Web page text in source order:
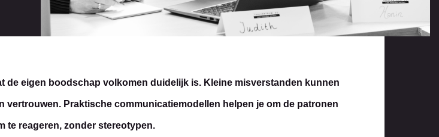
de eigen boodschap volkomen duidelijk is. Kleine misverstanden kunnen
Praktische communicatiemodellen helpen je om de patronen
te reageren, zonder stereotypen.